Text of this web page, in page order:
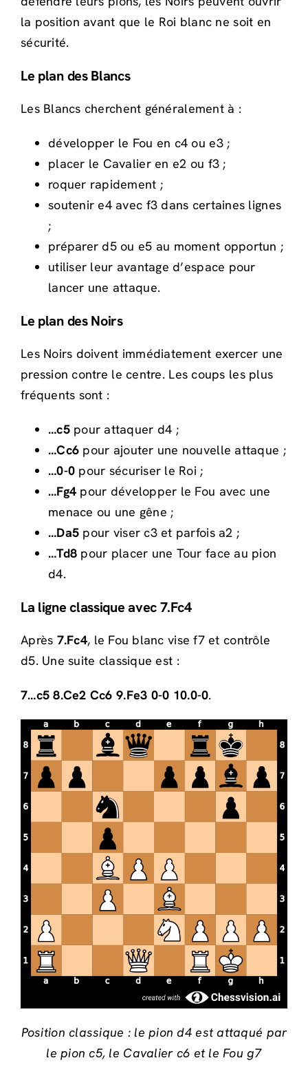
la position avant que le Roi blanc ne soit en
sécurité.
Le plan des Blancs
Les Blancs cherchent généralement à :
développer le Fou en c4 ou e3 ;
placer le Cavalier en e2 ou f3 ;
roquer rapidement ;
soutenir e4 avec f3 dans certaines lignes
;
préparer d5 ou e5 au moment opportun ;
utiliser leur avantage d’espace pour
lancer une attaque.
Le plan des Noirs
Les Noirs doivent immédiatement exercer une
pression contre le centre. Les coups les plus
fréquents sont :
…c5pour attaquer d4 ;
…Cc6 pour ajouter une nouvelle attaque ;
…0-0 pour sécuriser le Roi ;
…Fg4 pour développer le Fou avec une
menace ou une gêne ;
…Da5 pour viser c3 et parfois a2 ;
…Td8 pour placer une Tour face au pion
d4.
La ligne classique avec 7.Fc4
Après 7.Fc4, le Fou blanc vise f7 et contrôle
d5. Une suite classique est :
7…c5 8.Ce2 Cc6 9.Fe3 0-0 10.0-0.
Position classique : le pion d4 est attaqué par
le pion c5, le Cavalier c6 et le Fou g7